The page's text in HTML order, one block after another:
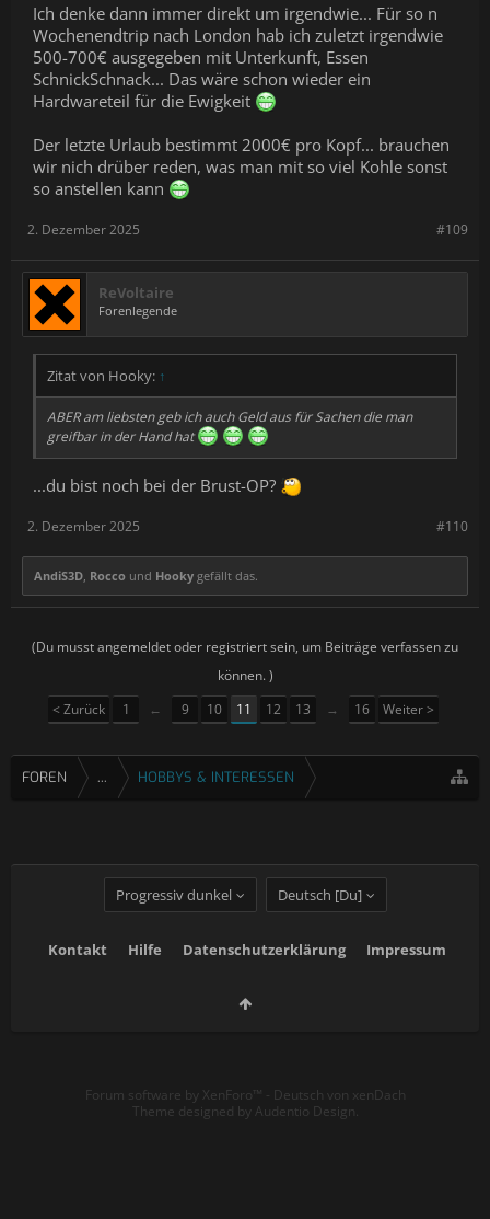
Ich denke dann immer direkt um irgendwie... Für so n
Wochenendtrip nach London hab ich zuletzt irgendwie
500-700€ ausgegeben mit Unterkunft, Essen
SchnickSchnack... Das wäre schon wieder ein
Hardwareteil für die Ewigkeit
Der letzte Urlaub bestimmt 2000€ pro Kopf... brauchen
wir nich drüber reden, was man mit so viel Kohle sonst
so anstellen kann
#109
2. Dezember 2025
ReVoltaire
Forenlegende
Zitat von Hooky: ↑
ABER am liebsten geb ich auch Geld aus für Sachen die man
greifbar in der Hand hat
...du bist noch bei der Brust-OP?
#110
2. Dezember 2025
AndiS3D, Rocco und Hooky gefällt das.
(Du musst angemeldet oder registriert sein, um Beiträge verfassen zu
können. )
< Zurück
1 ← 9 10 11 12 13 → 16 Weiter >
FOREN ... HOBBYS & INTERESSEN
Progressiv dunkel Deutsch [Du]
Kontakt Hilfe Datenschutzerklärung Impressum
Forum software by XenForo™ - Deutsch von xenDach
Theme designed by Audentio Design.